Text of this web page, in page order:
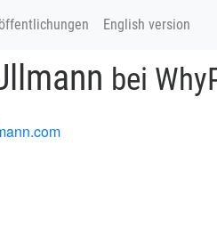
English version
bei